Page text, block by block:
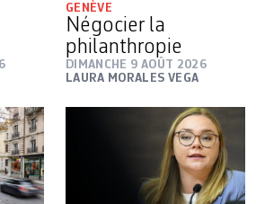
GENÈVE
Négocier la
philanthropie
DIMANCHE 9 AOÛT 2026
LAURA MORALES VEGA